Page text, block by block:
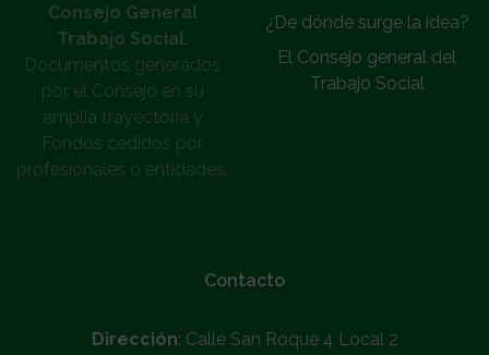
Consejo General
Trabajo Social.
Documentos generados
por el Consejo en su
amplia trayectoria y
Fondos cedidos por
profesionales o entidades.
¿De dónde surge la idea?
El Consejo general del
Trabajo Social
Contacto
Dirección: Calle San Roque 4 Local 2